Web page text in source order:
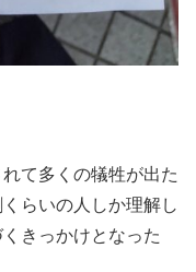
て多くの犠牲が出た
らいの人しか理解し
きっかけとなった